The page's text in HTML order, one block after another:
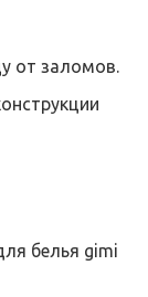
от заломов.
белья gimi